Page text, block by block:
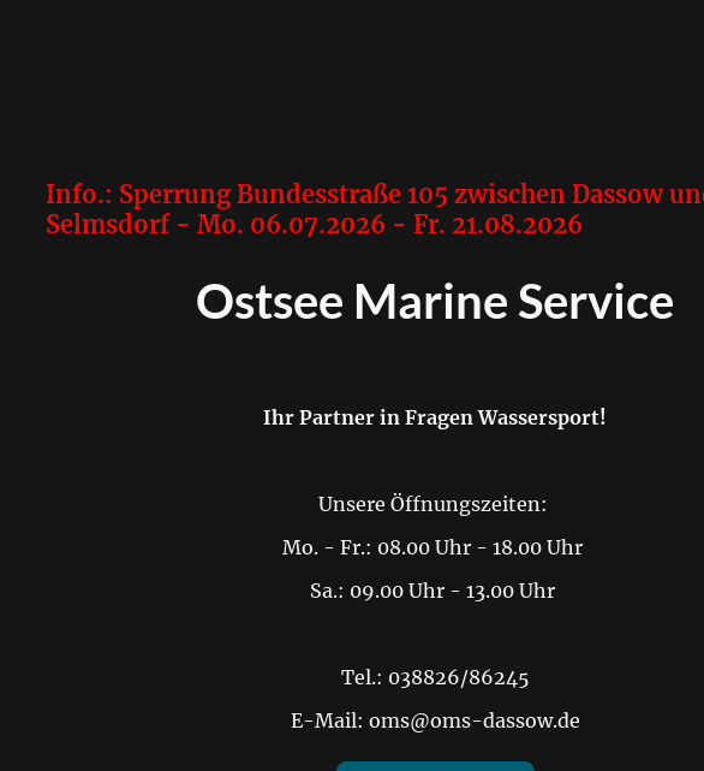
Info.: Sperrung Bundesstraße 105 zwischen Dassow
Selmsdorf - Mo. 06.07.2026 - Fr. 21.08.2026
Ostsee Marine Service
Ihr Partner in Fragen Wassersport!
Unsere Öffnungszeiten:
Mo. - Fr.: 08.00 Uhr - 18.00 Uhr
Sa.: 09.00 Uhr - 13.00 Uhr
Tel.: 038826/86245
E-Mail: oms@oms-dassow.de